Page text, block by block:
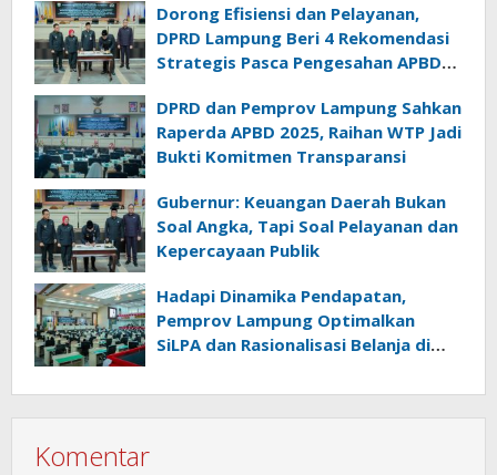
Dorong Efisiensi dan Pelayanan,
DPRD Lampung Beri 4 Rekomendasi
Strategis Pasca Pengesahan APBD
DPRD dan Pemprov Lampung Sahkan
Raperda APBD 2025, Raihan WTP Jadi
Bukti Komitmen Transparansi
Gubernur: Keuangan Daerah Bukan
Soal Angka, Tapi Soal Pelayanan dan
Kepercayaan Publik
Hadapi Dinamika Pendapatan,
Pemprov Lampung Optimalkan
SiLPA dan Rasionalisasi Belanja di
Komentar